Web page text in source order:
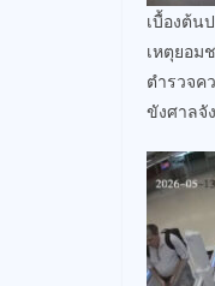
เบื้องต้น
เหตุยอม
ตำรวจค
ขังศาลจั